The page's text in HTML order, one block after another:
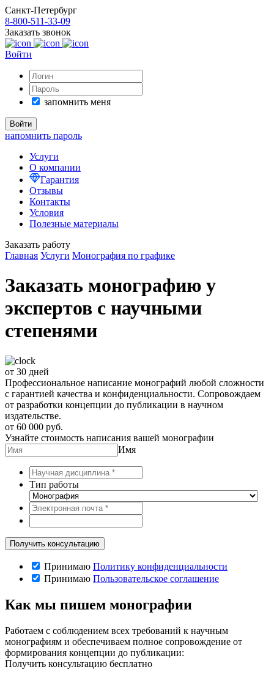
Санкт-Петербург
8-800-511-33-09
Заказать звонок
Войти
запомнить меня
напомнить пароль
Услуги
О компании
Гарантия
Отзывы
Контакты
Условия
Полезные материалы
Заказать работу
Главная Услуги Монография по графике
Заказать монографию у
экспертов с научными
степенями
от 30 дней
Профессиональное написание монографий любой сложности
с гарантией качества и конфиденциальности. Сопровождаем
от разработки концепции до публикации в научном
издательстве.
от 60 000 руб.
Узнайте стоимость написания вашей монографии
Имя
Тип работы
Принимаю Политику конфиденциальности
Принимаю Пользовательское соглашение
Как мы пишем монографии
Работаем с соблюдением всех требований к научным
монографиям и обеспечиваем полное сопровождение от
формирования концепции до публикации:
Получить консультацию бесплатно